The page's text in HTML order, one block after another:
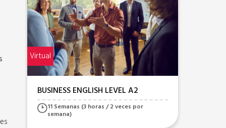
Virtual
BUSINESS ENGLISH LEVEL A2
11 Semanas (3 horas / 2 veces por
semana)